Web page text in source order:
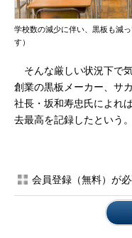
学校数の減少に伴い、黒板も減
す）
そんな厳しい状況下で
創業の黒板メーカー、サ
社長・坂和寿忠氏によれ
去最高を記録したという。
会員登録（無料）が